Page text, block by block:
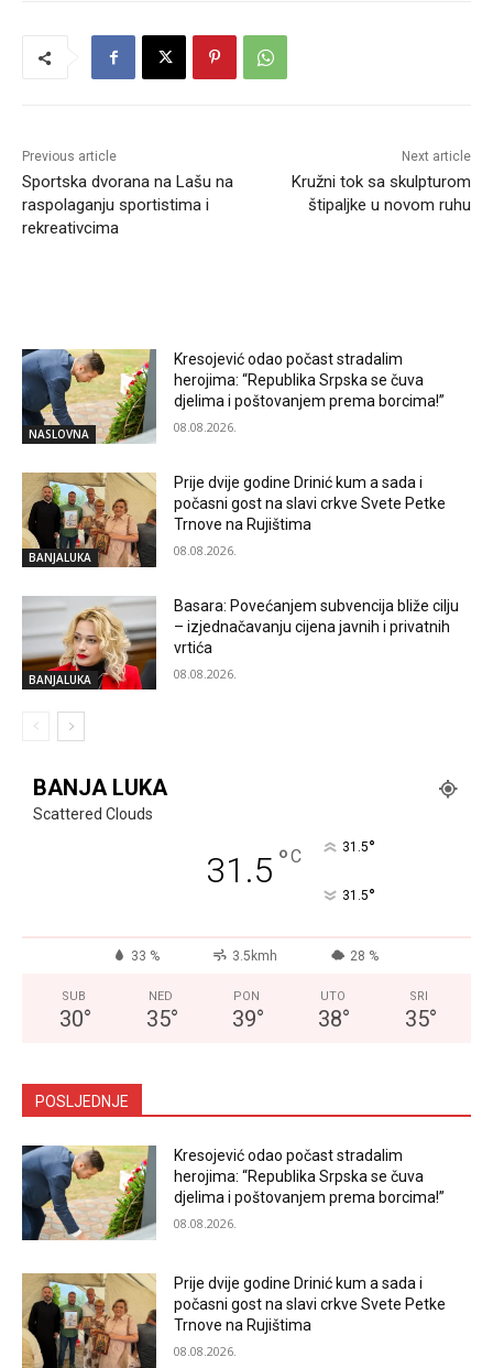
Previous article
Sportska dvorana na Lašu na
raspolaganju sportistima i
rekreativcima
Next article
Kružni tok sa skulpturom
štipaljke u novom ruhu
NASLOVNA
Kresojević odao počast stradalim
herojima: “Republika Srpska se čuva
djelima i poštovanjem prema borcima!”
08.08.2026.
BANJALUKA
Prije dvije godine Drinić kum a sada i
počasni gost na slavi crkve Svete Petke
Trnove na Rujištima
08.08.2026.
BANJALUKA
Basara: Povećanjem subvencija bliže cilju
– izjednačavanju cijena javnih i privatnih
vrtića
08.08.2026.
BANJA LUKA
Scattered Clouds
31.5 °C 31.5°
31.5°
33 % 3.5kmh 28 %
SUB
30°
NED
35°
PON
39°
UTO
38°
SRI
35°
POSLJEDNJE
Kresojević odao počast stradalim
herojima: “Republika Srpska se čuva
djelima i poštovanjem prema borcima!”
08.08.2026.
Prije dvije godine Drinić kum a sada i
počasni gost na slavi crkve Svete Petke
Trnove na Rujištima
08.08.2026.